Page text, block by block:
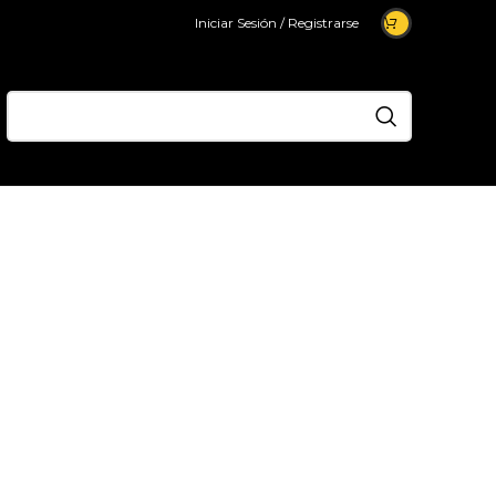
Iniciar Sesión / Registrarse